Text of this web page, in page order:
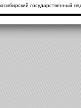
государственный